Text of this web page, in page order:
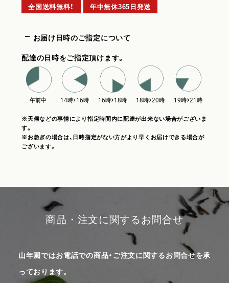
全国送料無料！ 年中無休365日発送
お届け日時のご指定について
配達の日時をご指定頂けます。
※天候などの事情により指定時間内に配達が出来ない場合がございま
す。
※お急ぎの場合は、日時指定がない方がより早くお届けできる場合が
ございます。
商品・注文に関するお問合せ
山年園ではお電話での商品・ご注文に関するお問合せを承
っております。